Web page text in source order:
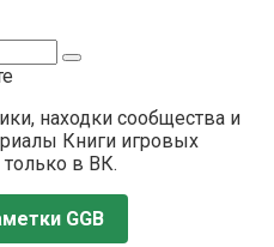
находки сообщества и
Книги игровых
в ВК.
GGB